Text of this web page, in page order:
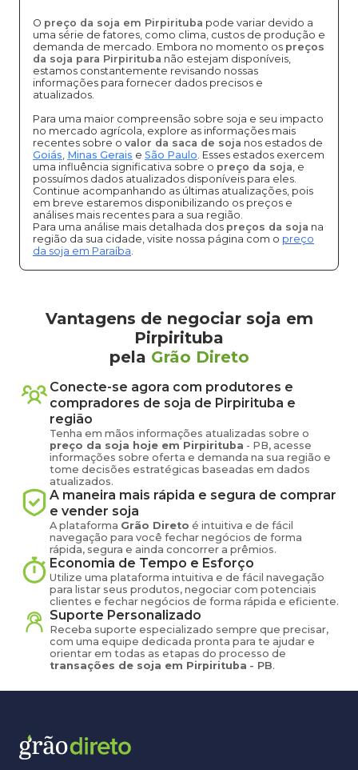
O preço da soja em Pirpirituba pode variar devido a
uma série de fatores, como clima, custos de produção e
demanda de mercado. Embora no momento os preços
da soja para Pirpirituba não estejam disponíveis,
estamos constantemente revisando nossas
informações para fornecer dados precisos e
atualizados.
Para uma maior compreensão sobre soja e seu impacto
no mercado agrícola, explore as informações mais
recentes sobre o valor da saca de soja nos estados de
Goiás, Minas Gerais e São Paulo. Esses estados exercem
uma influência significativa sobre o preço da soja, e
possuímos dados atualizados disponíveis para eles.
Continue acompanhando as últimas atualizações, pois
em breve estaremos disponibilizando os preços e
análises mais recentes para a sua região.
Para uma análise mais detalhada dos preços da soja na
região da sua cidade, visite nossa página com o preço
da soja em Paraíba.
Vantagens de negociar soja em
Pirpirituba
pela Grão Direto
Conecte-se agora com produtores e
compradores de soja de Pirpirituba e
região
Tenha em mãos informações atualizadas sobre o
preço da soja hoje em Pirpirituba - PB, acesse
informações sobre oferta e demanda na sua região e
tome decisões estratégicas baseadas em dados
atualizados.
A maneira mais rápida e segura de comprar
e vender soja
A plataforma Grão Direto é intuitiva e de fácil
navegação para você fechar negócios de forma
rápida, segura e ainda concorrer a prêmios.
Economia de Tempo e Esforço
Utilize uma plataforma intuitiva e de fácil navegação
para listar seus produtos, negociar com potenciais
clientes e fechar negócios de forma rápida e eficiente.
Suporte Personalizado
Receba suporte especializado sempre que precisar,
com uma equipe dedicada pronta para te ajudar e
orientar em todas as etapas do processo de
transações de soja em Pirpirituba - PB.